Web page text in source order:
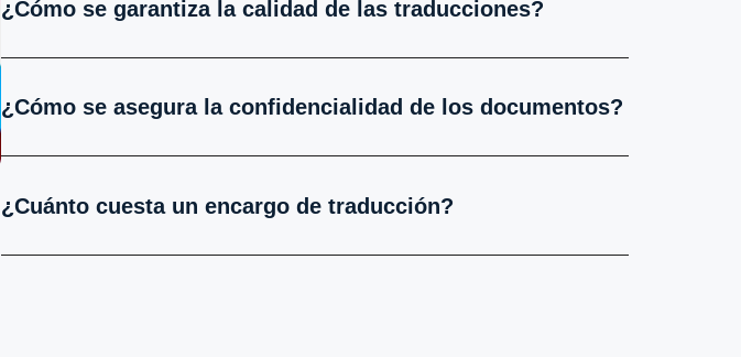
¿Cómo se garantiza la calidad de las traducciones?
¿Cómo se asegura la confidencialidad de los documentos?
¿Cuánto cuesta un encargo de traducción?